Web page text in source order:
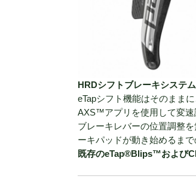
HRDシフトブレーキシステム
eTapシフト機能はそのまま
AXS™アプリを使用して変速
ブレーキレバーの位置調整
ーキパッドが動き始めるま
既存のeTap®Blips™および